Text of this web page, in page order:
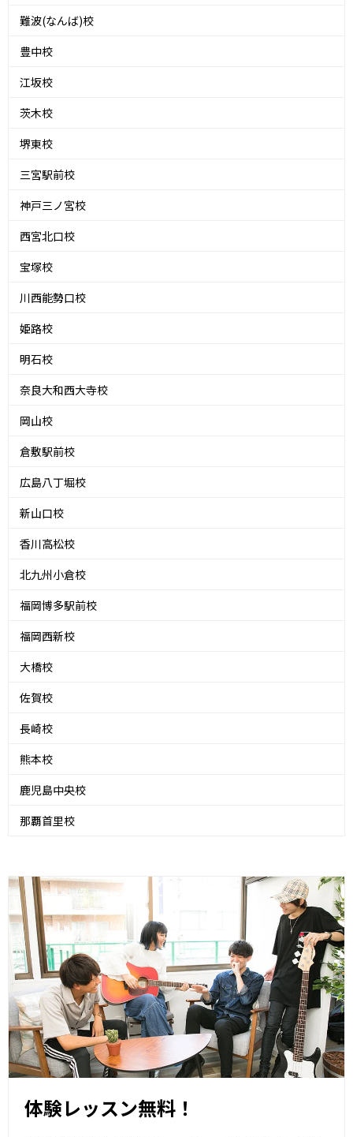
難波(なんば)校
豊中校
江坂校
茨木校
堺東校
三宮駅前校
神戸三ノ宮校
西宮北口校
宝塚校
川西能勢口校
姫路校
明石校
奈良大和西大寺校
岡山校
倉敷駅前校
広島八丁堀校
新山口校
香川高松校
北九州小倉校
福岡博多駅前校
福岡西新校
大橋校
佐賀校
長崎校
熊本校
鹿児島中央校
那覇首里校
体験レッスン無料！